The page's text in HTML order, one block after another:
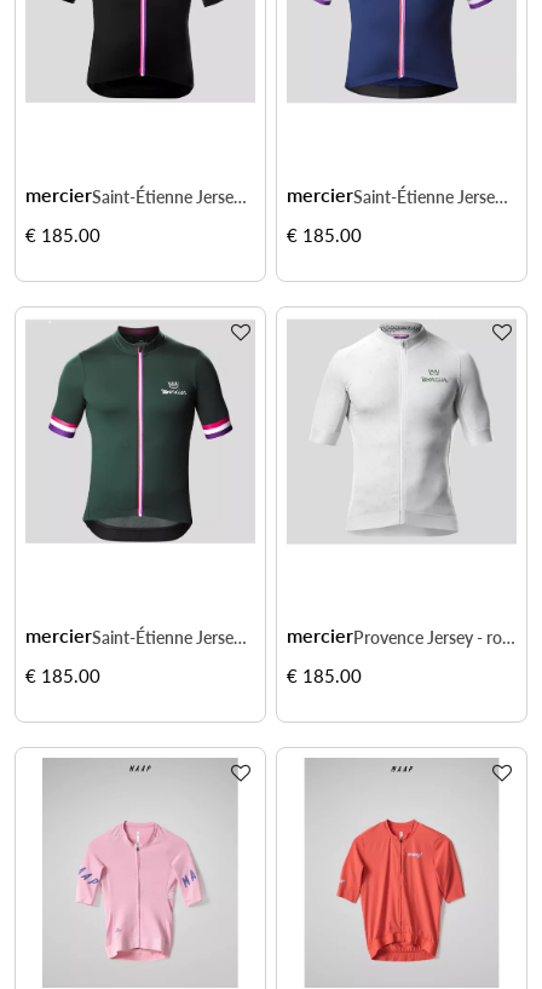
mercier Saint-Étienne Jersey - style course, confort durable
€ 185.00
mercier Saint-Étienne Jersey - style course, confort durable
€ 185.00
mercier Saint-Étienne Jersey - style course, confort durable
€ 185.00
mercier Provence Jersey - roulez léger sous la chaleur
€ 185.00